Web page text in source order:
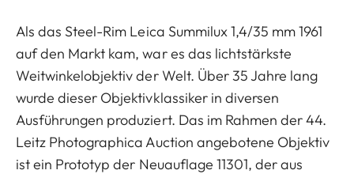
Als das Steel-Rim Leica Summilux 1,4/35 mm 1961
auf den Markt kam, war es das lichtstärkste
Weitwinkelobjektiv der Welt. Über 35 Jahre lang
wurde dieser Objektivklassiker in diversen
Ausführungen produziert. Das im Rahmen der 44.
Leitz Photographica Auction angebotene Objektiv
ist ein Prototyp der Neuauflage 11301, der aus